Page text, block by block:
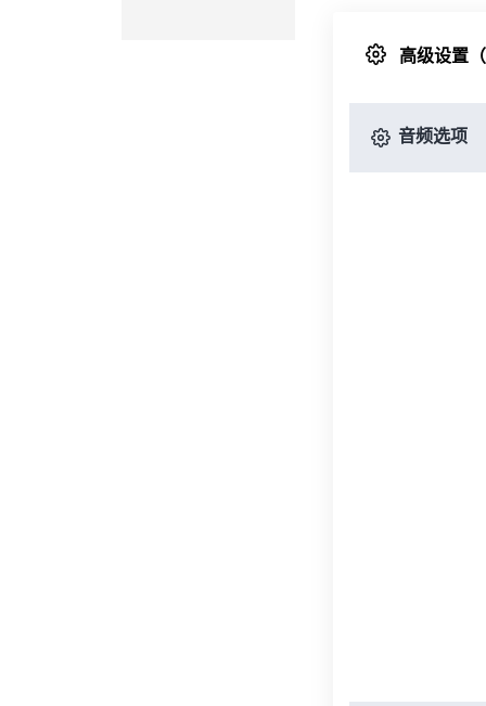
高级设置
音频选项